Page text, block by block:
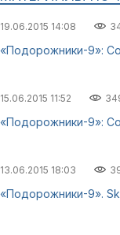
19.06.2015 14:08
«Подорожники-9»:
15.06.2015 11:52
«Подорожники-9»:
13.06.2015 18:03
«Подорожники-9».